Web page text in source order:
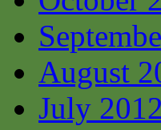
August
July 2012